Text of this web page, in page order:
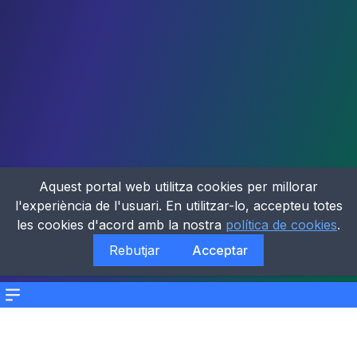
Menu
Aquest portal web utilitza cookies per millorar
l'experiència de l'usuari. En utilitzar-lo, accepteu totes
les cookies d'acord amb la nostra política de cookies.
Rebutjar
Acceptar